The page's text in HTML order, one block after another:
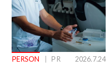
PERSON PR 2026.7.24